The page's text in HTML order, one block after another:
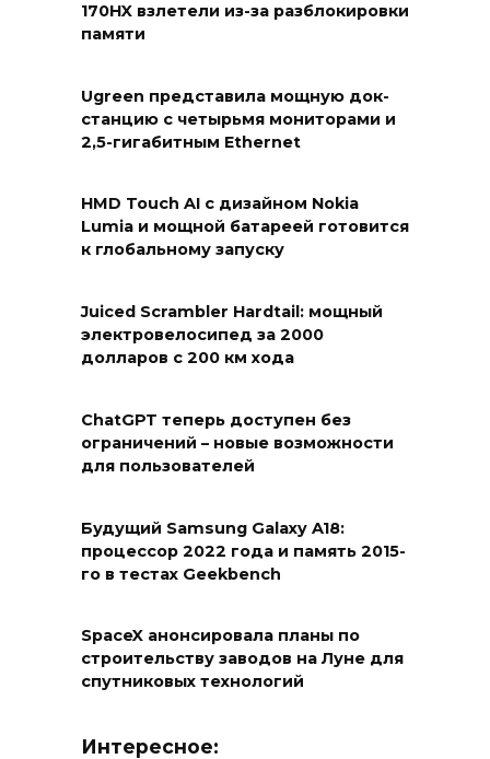
170HX взлетели из-за разблокировки
памяти
Ugreen представила мощную док-
станцию с четырьмя мониторами и
2,5-гигабитным Ethernet
HMD Touch AI с дизайном Nokia
Lumia и мощной батареей готовится
к глобальному запуску
Juiced Scrambler Hardtail: мощный
электровелосипед за 2000
долларов с 200 км хода
ChatGPT теперь доступен без
ограничений – новые возможности
для пользователей
Будущий Samsung Galaxy A18:
процессор 2022 года и память 2015-
го в тестах Geekbench
SpaceX анонсировала планы по
строительству заводов на Луне для
спутниковых технологий
Интересное: